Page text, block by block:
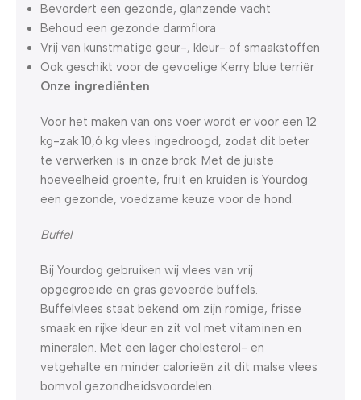
Bevordert een gezonde, glanzende vacht
Behoud een gezonde darmflora
Vrij van kunstmatige geur-, kleur- of smaakstoffen
Ook geschikt voor de gevoelige Kerry blue terriër
Onze ingrediënten
Voor het maken van ons voer wordt er voor een 12
kg-zak 10,6 kg vlees ingedroogd, zodat dit beter
te verwerken is in onze brok. Met de juiste
hoeveelheid groente, fruit en kruiden is Yourdog
een gezonde, voedzame keuze voor de hond.
Buffel
Bij Yourdog gebruiken wij vlees van vrij
opgegroeide en gras gevoerde buffels.
Buffelvlees staat bekend om zijn romige, frisse
smaak en rijke kleur en zit vol met vitaminen en
mineralen. Met een lager cholesterol- en
vetgehalte en minder calorieën zit dit malse vlees
bomvol gezondheidsvoordelen.